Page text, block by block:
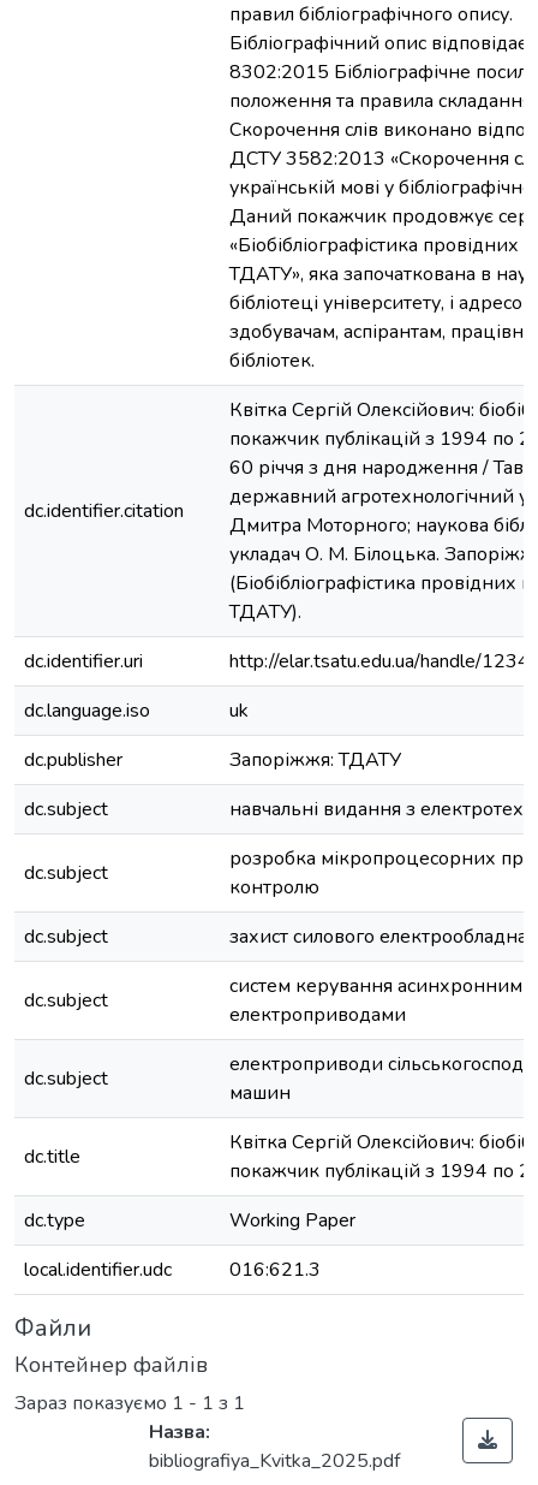
правил бібліографічного опису.
Бібліографічний опис
8302:2015 Бібліографічне
положення та правила
Скорочення слів виконано
ДСТУ 3582:2013 «Скорочення
українській мові у
Даний покажчик продовжує
«Біобібліографістика провідних
ТДАТУ», яка започаткована в
бібліотеці університету, і
здобувачам, аспірантам,
бібліотек.
dc.identifier.citation
Квітка Сергій Олексійович:
покажчик публікацій з 1994 по
60 річчя з дня народження /
державний агротехнологічний
Дмитра Моторного; наукова
укладач О. М. Білоцька.
(Біобібліографістика провідних
ТДАТУ).
dc.identifier.uri
http://elar.tsatu.edu.ua/handle/
dc.language.iso
uk
dc.publisher
Запоріжжя: ТДАТУ
dc.subject
навчальні видання з
dc.subject
розробка мікропроцесорних
контролю
dc.subject
захист силового
dc.subject
систем керування асинхронними
електроприводами
dc.subject
електроприводи
машин
dc.title
Квітка Сергій Олексійович:
покажчик публікацій з 1994 по
dc.type
Working Paper
local.identifier.udc
016:621.3
Файли
Контейнер файлів
Зараз показуємо 1 - 1 з 1
Назва:
bibliografiya_Kvitka_2025.pdf